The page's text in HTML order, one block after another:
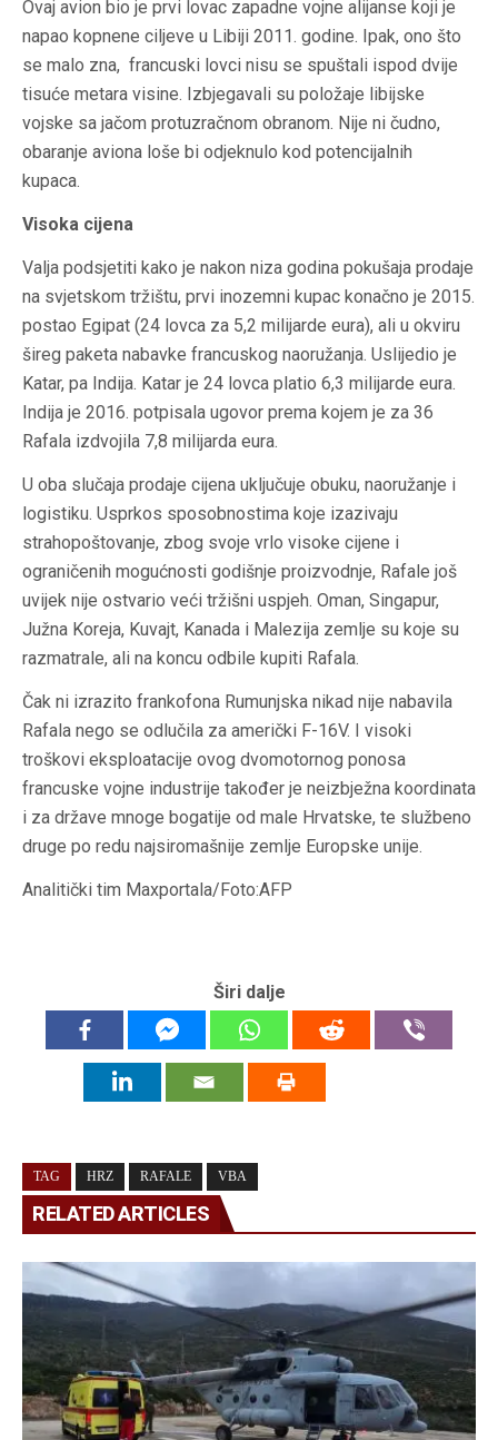
Ovaj avion bio je prvi lovac zapadne vojne alijanse koji je
napao kopnene ciljeve u Libiji 2011. godine. Ipak, ono što
se malo zna, francuski lovci nisu se spuštali ispod dvije
tisuće metara visine. Izbjegavali su položaje libijske
vojske sa jačom protuzračnom obranom. Nije ni čudno,
obaranje aviona loše bi odjeknulo kod potencijalnih
kupaca.
Visoka cijena
Valja podsjetiti kako je nakon niza godina pokušaja prodaje
na svjetskom tržištu, prvi inozemni kupac konačno je 2015.
postao Egipat (24 lovca za 5,2 milijarde eura), ali u okviru
šireg paketa nabavke francuskog naoružanja. Uslijedio je
Katar, pa Indija. Katar je 24 lovca platio 6,3 milijarde eura.
Indija je 2016. potpisala ugovor prema kojem je za 36
Rafala izdvojila 7,8 milijarda eura.
U oba slučaja prodaje cijena uključuje obuku, naoružanje i
logistiku. Usprkos sposobnostima koje izazivaju
strahopoštovanje, zbog svoje vrlo visoke cijene i
ograničenih mogućnosti godišnje proizvodnje, Rafale još
uvijek nije ostvario veći tržišni uspjeh. Oman, Singapur,
Južna Koreja, Kuvajt, Kanada i Malezija zemlje su koje su
razmatrale, ali na koncu odbile kupiti Rafala.
Čak ni izrazito frankofona Rumunjska nikad nije nabavila
Rafala nego se odlučila za američki F-16V. I visoki
troškovi eksploatacije ovog dvomotornog ponosa
francuske vojne industrije također je neizbježna koordinata
i za države mnoge bogatije od male Hrvatske, te službeno
druge po redu najsiromašnije zemlje Europske unije.
Analitički tim Maxportala/Foto:AFP
Širi dalje
TAG HRZ RAFALE VBA
RELATED ARTICLES